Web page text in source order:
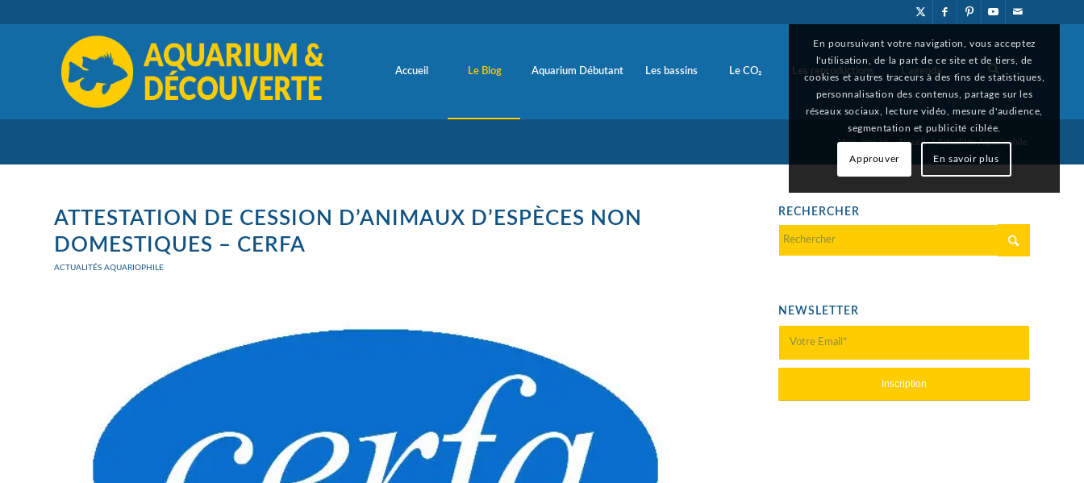
Accueil Le Blog Aquarium Débutant Les bassins Le CO₂ Les reproductions L’agenda
Vous êtes ici : Accueil / Actualités Aquariophile
ATTESTATION DE CESSION D’ANIMAUX D’ESPÈCES NON
DOMESTIQUES – CERFA
ACTUALITÉS AQUARIOPHILE
RECHERCHER
NEWSLETTER
En poursuivant votre navigation, vous acceptez
l'utilisation, de la part de ce site et de tiers, de
cookies et autres traceurs à des fins de statistiques,
personnalisation des contenus, partage sur les
réseaux sociaux, lecture vidéo, mesure d'audience,
segmentation et publicité ciblée.
Approuver En savoir plus